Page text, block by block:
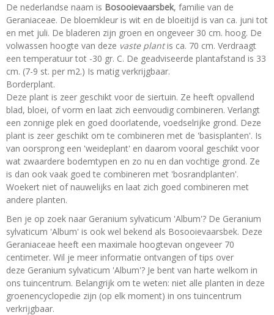
De nederlandse naam is Bosooievaarsbek, familie van de
Geraniaceae. De bloemkleur is wit en de bloeitijd is van ca. juni tot
en met juli. De bladeren zijn groen en ongeveer 30 cm. hoog. De
volwassen hoogte van deze vaste plantis ca. 70 cm. Verdraagt
een temperatuur tot -30 gr. C. De geadviseerde plantafstand is 33
cm. (7-9 st. per m2.) Is matig verkrijgbaar.
Borderplant.
Deze plant is zeer geschikt voor de siertuin. Ze heeft opvallend
blad, bloei, of vorm en laat zich eenvoudig combineren. Verlangt
een zonnige plek en goed doorlatende, voedselrijke grond. Deze
plant is zeer geschikt om te combineren met de 'basisplanten'. Is
van oorsprong een 'weideplant' en daarom vooral geschikt voor
wat zwaardere bodemtypen en zo nu en dan vochtige grond. Ze
is dan ook vaak goed te combineren met 'bosrandplanten'.
Woekert niet of nauwelijks en laat zich goed combineren met
andere planten.
Ben je op zoek naar Geranium sylvaticum 'Album'? De Geranium
sylvaticum 'Album' is ook wel bekend als Bosooievaarsbek. Deze
Geraniaceae heeft een maximale hoogtevan ongeveer 70
centimeter. Wil je meer informatie ontvangen of tips over
deze Geranium sylvaticum 'Album'? Je bent van harte welkom in
ons tuincentrum. Belangrijk om te weten: niet alle planten in deze
groenencyclopedie zijn (op elk moment) in ons tuincentrum
verkrijgbaar.